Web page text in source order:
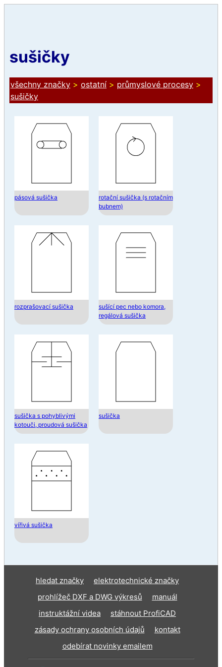
sušičky
všechny značky > ostatní > průmyslové procesy >
sušičky
pásová sušička
rotační sušička (s rotačním
bubnem)
rozprašovací sušička
sušící pec nebo komora,
regálová sušička
sušička s pohyblivými
kotouči, proudová sušička
sušička
vířivá sušička
hledat značky
elektrotechnické značky
prohlížeč DXF a DWG výkresů
manuál
instruktážní videa
stáhnout ProfiCAD
zásady ochrany osobních údajů
kontakt
odebírat novinky emailem